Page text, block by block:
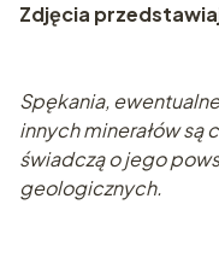
Zdjęcia
Spękania,
innych minerałów są
świadczą o jego
geologicznych.